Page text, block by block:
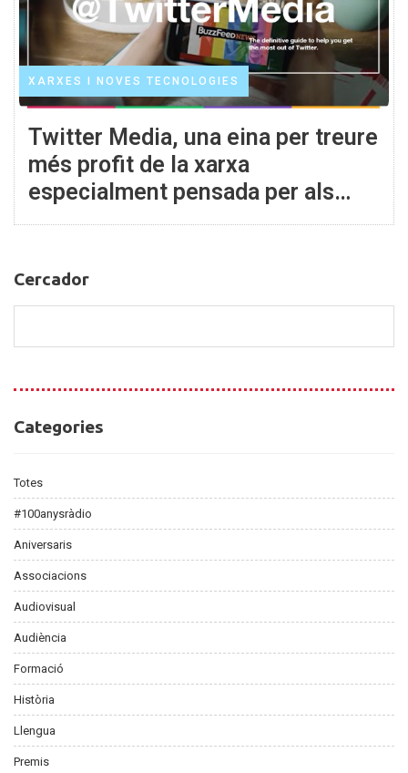
XARXES I NOVES TECNOLOGIES
Twitter Media, una eina per treure
més profit de la xarxa
especialment pensada per als
mitjans de comunicació i editors
Cercador
Cercador
Categories
Categories
Totes
#100anysràdio
Aniversaris
Associacions
Audiovisual
Audiència
Formació
Història
Llengua
Premis